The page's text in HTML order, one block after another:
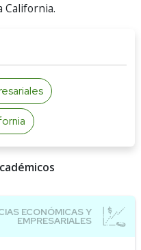
California.